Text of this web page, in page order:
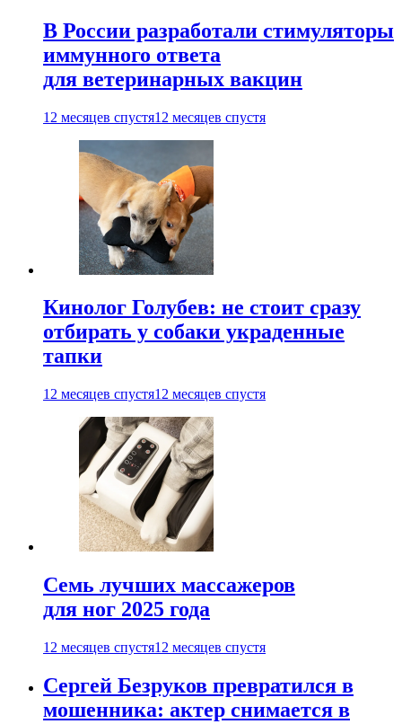
В России разработали стимуляторы
иммунного ответа
для ветеринарных вакцин
12 месяцев спустя12 месяцев спустя
Кинолог Голубев: не стоит сразу
отбирать у собаки украденные
тапки
12 месяцев спустя12 месяцев спустя
Семь лучших массажеров
для ног 2025 года
12 месяцев спустя12 месяцев спустя
Сергей Безруков превратился в
мошенника: актер снимается в